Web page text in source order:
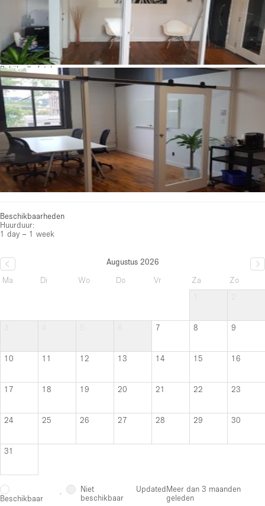
Bekijk alle foto's
Beschikbaarheden
Huurduur:
1 day – 1 week
Augustus 2026
Ma
Di Wo Do Vr Za
Zo
7 8 9
10 11 12 13 14 15 16
17 18 19 20 21 22 23
24 25 26 27 28 29 30
31
Beschikbaar ·
Niet
beschikbaar
UpdatedMeer dan 3 maanden
geleden